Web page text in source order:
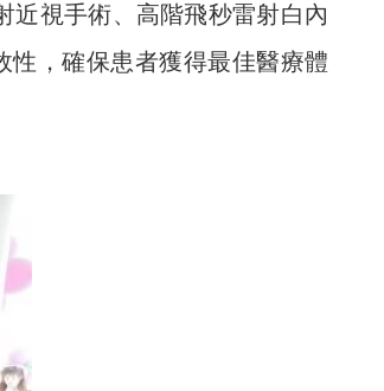
近視手術、高階飛秒雷射白內
，確保患者獲得最佳醫療體